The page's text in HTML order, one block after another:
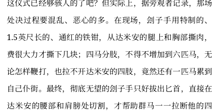
这仪式已经够骇人的了吧？但实际上，据旁观者记录，那场
处决过程要混乱、恶心的多。在现场，刽子手用特制的、
1.5英尺长的、通红的铁钳，从达米安的腿上和胸部撕肉，
费很大力才撕下几块；四马分肢，不得不增加到六匹马，无
论怎样鞭打，也拉不开达米安的四肢，竟然还有一匹马累到
自己仆街。最终，彻底无望的刽子手只好拔出匕首，直接在
达米安的腰部和肩膀处切割，才帮助群马一一拉断他的四